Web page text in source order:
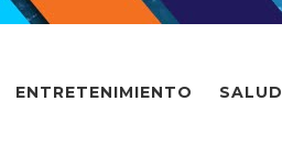
ENTRETENIMIENTO SALUD